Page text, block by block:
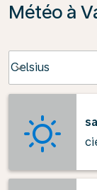
Météo à
Celsius
keyboard_arrow_down